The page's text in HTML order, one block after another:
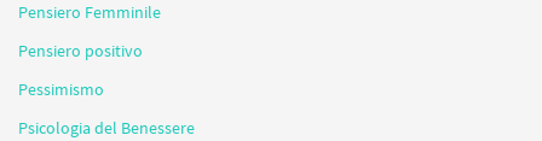
Pensiero Femminile
Pensiero positivo
Pessimismo
Psicologia del Benessere